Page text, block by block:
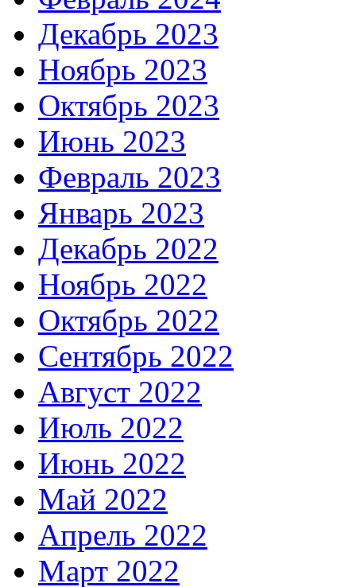
Декабрь 2023
Ноябрь 2023
Октябрь 2023
Июнь 2023
Февраль 2023
Январь 2023
Декабрь 2022
Ноябрь 2022
Октябрь 2022
Сентябрь 2022
Август 2022
Июль 2022
Июнь 2022
Май 2022
Апрель 2022
Март 2022